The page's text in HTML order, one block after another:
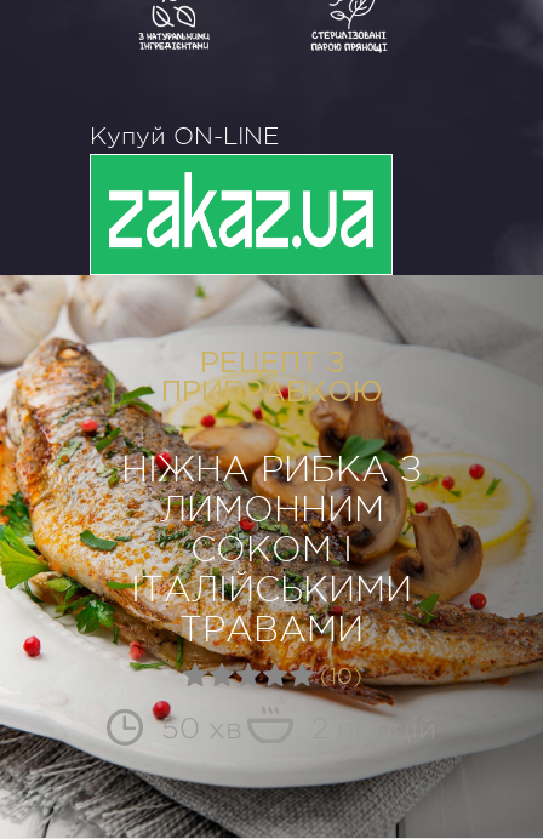
Купуй ON-LINE
РЕЦЕПТ З
ПРИПРАВКОЮ
НІЖНА РИБКА З
ЛИМОННИМ
СОКОМ І
ІТАЛІЙСЬКИМИ
ТРАВАМИ
(10)
50 хв 2 порцій